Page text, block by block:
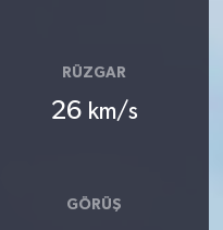
RÜZGAR
26 km/s
GÖRÜŞ